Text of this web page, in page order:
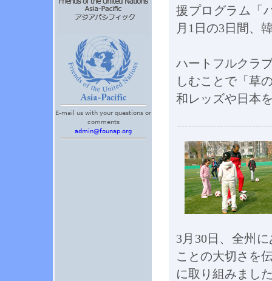
E-mail us with your questions or
comments
admin@founap.org
援プログラム「
月1日の3日間、
ハートフルクラ
しむことで「草
和レッズや日本
3月30日、全州
ことの大切さを
に取り組みまし